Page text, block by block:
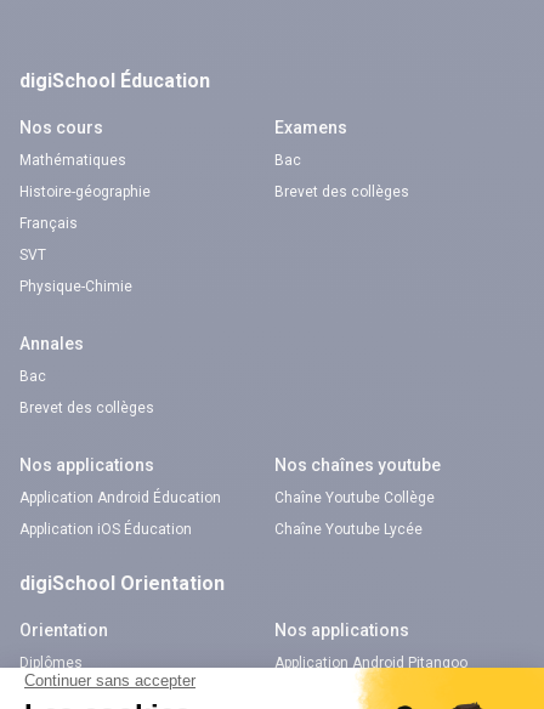
digiSchool Éducation
Nos cours
Mathématiques
Histoire-géographie
Français
SVT
Physique-Chimie
Examens
Bac
Brevet des collèges
Annales
Bac
Brevet des collèges
Nos applications
Application Android Éducation
Application iOS Éducation
Nos chaînes youtube
Chaîne Youtube Collège
Chaîne Youtube Lycée
digiSchool Orientation
Orientation
Diplômes
Nos applications
Application Android Pitangoo
Application iOS Pitangoo